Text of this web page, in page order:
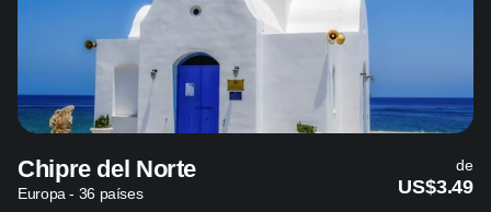
Chipre del Norte
Europa - 36 países
de
US$3.49